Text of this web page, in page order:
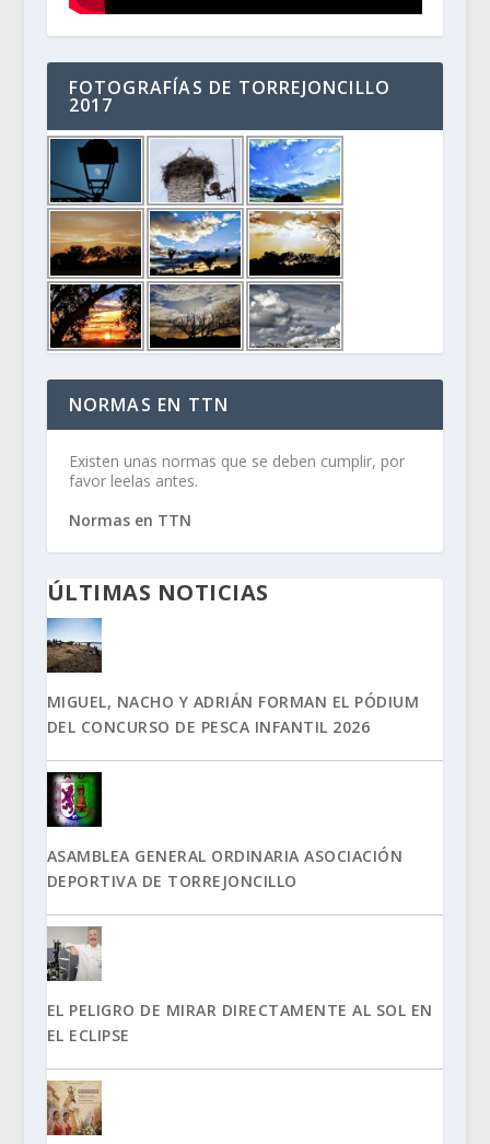
FOTOGRAFÍAS DE TORREJONCILLO
2017
NORMAS EN TTN
Existen unas normas que se deben cumplir, por
favor leelas antes.
Normas en TTN
ÚLTIMAS NOTICIAS
MIGUEL, NACHO Y ADRIÁN FORMAN EL PÓDIUM
DEL CONCURSO DE PESCA INFANTIL 2026
ASAMBLEA GENERAL ORDINARIA ASOCIACIÓN
DEPORTIVA DE TORREJONCILLO
EL PELIGRO DE MIRAR DIRECTAMENTE AL SOL EN
EL ECLIPSE